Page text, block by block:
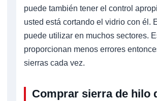
puede también tener el control
usted está cortando el vidrio con él.
puede utilizar en muchos sectores.
proporcionan menos errores
sierras cada vez.
Comprar sierra de hilo